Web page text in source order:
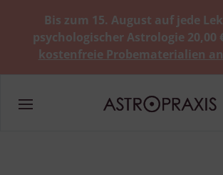
Bis zum 15. August auf jede
psychologischer Astrologie 20,00
kostenfreie Probematerialien